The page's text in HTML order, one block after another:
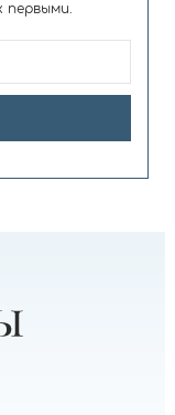
первыми.